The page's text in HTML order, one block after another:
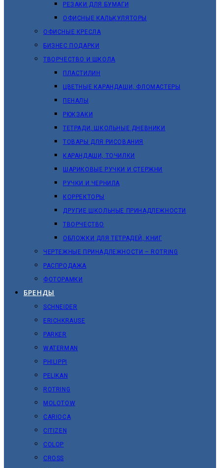
РЕЗАКИ ДЛЯ БУМАГИ
ОФИСНЫЕ КАЛЬКУЛЯТОРЫ
ОФИСНЫЕ КРЕСЛА
БИЗНЕС ПОДАРКИ
ТВОРЧЕСТВО И ШКОЛА
ПЛАСТИЛИН
ЦВЕТНЫЕ КАРАНДАШИ, ФЛОМАСТЕРЫ
ПЕНАЛЫ
РЮКЗАКИ
ТЕТРАДИ, ШКОЛЬНЫЕ ДНЕВНИКИ
ТОВАРЫ ДЛЯ РИСОВАНИЯ
КАРАНДАШИ, ТОЧИЛКИ
ШАРИКОВЫЕ РУЧКИ И СТЕРЖНИ
РУЧКИ И ЧЕРНИЛА
КОРРЕКТОРЫ
ДРУГИЕ ШКОЛЬНЫЕ ПРИНАДЛЕЖНОСТИ
ТВОРЧЕСТВО
ОБЛОЖКИ ДЛЯ ТЕТРАДЕЙ, КНИГ
ЧЕРТЕЖНЫЕ ПРИНАДЛЕЖНОСТИ – ROTRING
РАСПРОДАЖА
ФОТОРАМКИ
БРЕНДЫ
SCHNEIDER
ERICHKRAUSE
PARKER
WATERMAN
PHILIPPI
PELIKAN
ROTRING
MOLOTOW
CARIOCA
CITIZEN
COLOP
CROSS